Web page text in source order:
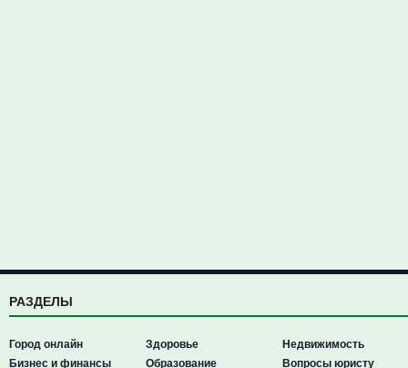
РАЗДЕЛЫ
Город онлайн
Бизнес и финансы
Здоровье
Образование
Недвижимость
Вопросы юристу